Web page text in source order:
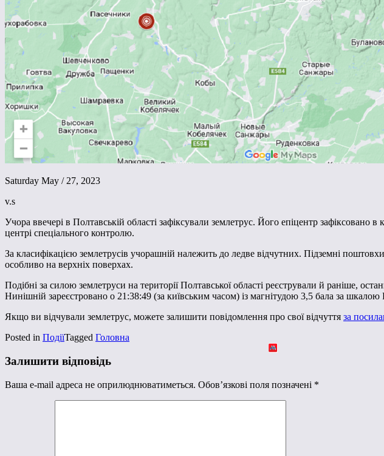
Saturday May / 27, 2023
v.s
Учора ввечері в Полтавській області зафіксували землетрус. Його епіцентр
центрі спеціального контролю.
За класифікацією землетрусів учорашній належить до ледве відчутних. Підземні
особливо на верхніх поверхах.
Подібні за силою землетруси на території Полтавської області реєстрували й раніше,
Нинішній зареєстровано о 21:38:49 (за київським часом) із магнітудою 3,5 бала за шкалою
Якщо ви відчували землетрус, можете залишити повідомлення про свої відчуття за
Posted in ПодіїTagged Головна
Залишити відповідь
Ваша e-mail адреса не оприлюднюватиметься. Обов’язкові поля позначені *